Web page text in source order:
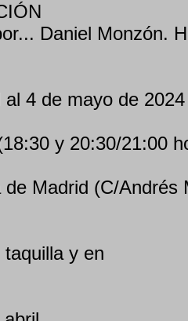
Daniel Monzón.
al 4 de mayo de 2024
y 20:30/21:00
de Madrid (C/Andrés
y en